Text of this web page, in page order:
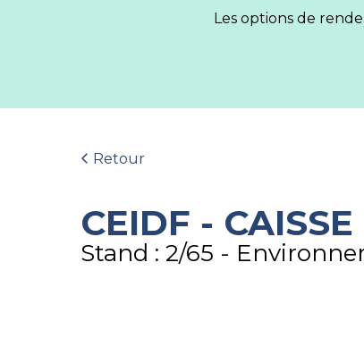
Les options de
Retour
CEIDF -
Stand : 2/65 -